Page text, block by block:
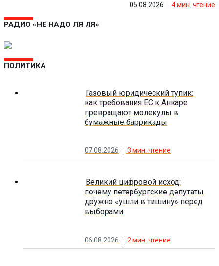
4мин. чтение
05.08.2026
РАДИО «НЕ НАДО ЛЯ ЛЯ»
ПОЛИТИКА
Газовый юридический тупик:
как требования ЕС к Анкаре
превращают молекулы в
бумажные баррикады
07.08.2026 3 мин. чтение
Великий цифровой исход:
почему петербургские депутаты
дружно «ушли в тишину» перед
выборами
06.08.2026 2 мин. чтение